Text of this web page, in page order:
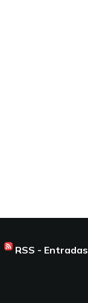
RSS - Entradas